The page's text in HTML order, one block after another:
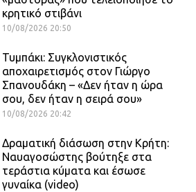
κρητικό στιβάνι
10/08/2026 20:50
Τυμπάκι: Συγκλονιστικός
αποχαιρετισμός στον Γιώργο
Σπανουδάκη – «Δεν ήταν η ώρα
σου, δεν ήταν η σειρά σου»
10/08/2026 20:42
Δραματική διάσωση στην Κρήτη:
Ναυαγοσώστης βούτηξε στα
τεράστια κύματα και έσωσε
γυναίκα (video)